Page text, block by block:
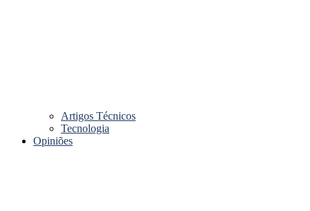
Artigos Técnicos
Tecnologia
Opiniões